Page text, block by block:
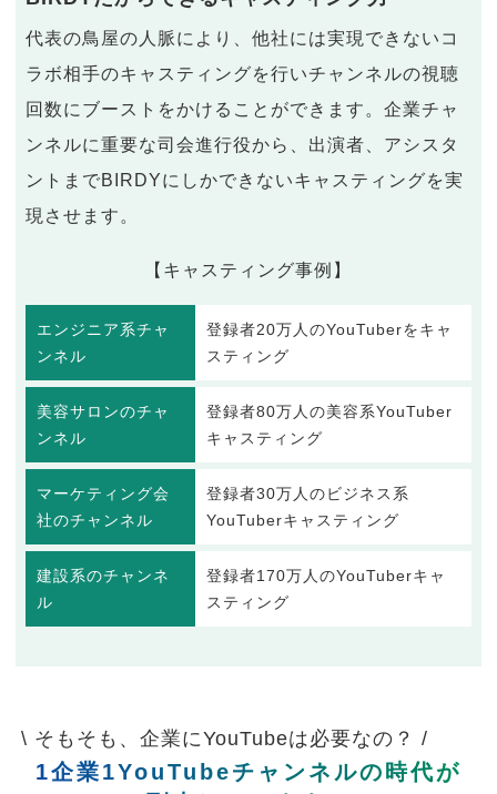
代表の鳥屋の人脈により、他社には実現できないコ
ラボ相手のキャスティングを行いチャンネルの視聴
回数にブーストをかけることができます。企業チャ
ンネルに重要な司会進行役から、出演者、アシスタ
ントまでBIRDYにしかできないキャスティングを実
現させます。
【キャスティング事例】
エンジニア系チャ
ンネル
登録者20万人のYouTuberをキャ
スティング
美容サロンのチャ
ンネル
登録者80万人の美容系YouTuber
キャスティング
マーケティング会
社のチャンネル
登録者30万人のビジネス系
YouTuberキャスティング
建設系のチャンネ
ル
登録者170万人のYouTuberキャ
スティング
\ そもそも、企業にYouTubeは必要なの？ /
1企業1YouTubeチャンネルの時代が